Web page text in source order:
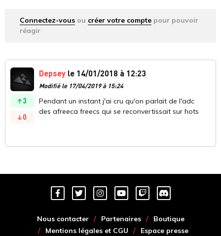
Connectez-vous ou créer votre compte pour pouvoir
réagir
3
0
Depsey le 14/01/2018 à 12:23
Modifié le 17/04/2019 à 15:24
Pendant un instant j'ai cru qu'on parlait de l'adc
des afreeca freecs qui se reconvertissait sur hots
Nous contacter Partenaires
Boutique
Mentions légales et CGU
Espace presse